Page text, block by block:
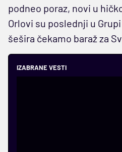
podneo poraz, novi u
Orlovi su poslednji u
šešira čekamo baraž za
IZABRANE VESTI